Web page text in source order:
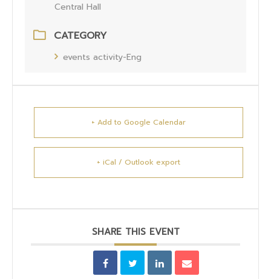
Central Hall
CATEGORY
events activity-Eng
+ Add to Google Calendar
+ iCal / Outlook export
SHARE THIS EVENT